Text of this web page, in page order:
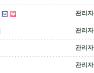
관리자
관리자
관리자
관리자